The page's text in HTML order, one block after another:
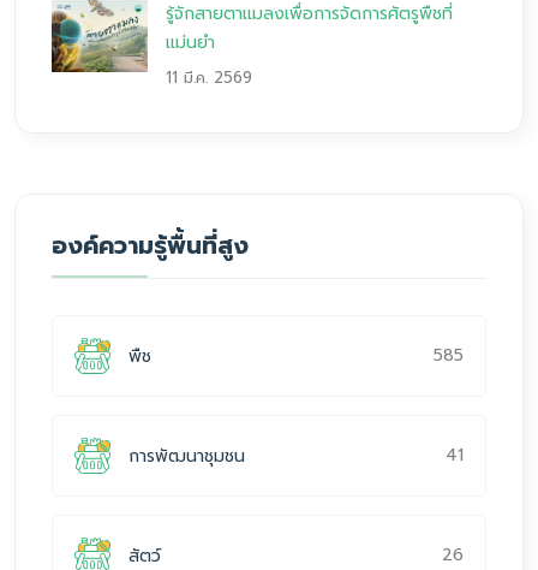
รู้จักสายตาแมลงเพื่อการจัดการศัตรูพืชที่
แม่นยำ
11 มี.ค. 2569
องค์ความรู้พื้นที่สูง
พืช 585
การพัฒนาชุมชน 41
สัตว์ 26